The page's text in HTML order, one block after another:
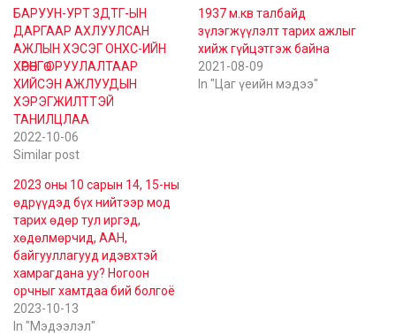
БАРУУН-УРТ ЗДТГ-ЫН
ДАРГААР АХЛУУЛСАН
АЖЛЫН ХЭСЭГ ОНХС-ИЙН
ХӨРӨНГӨ ОРУУЛАЛТААР
ХИЙСЭН АЖЛУУДЫН
ХЭРЭГЖИЛТТЭЙ
ТАНИЛЦЛАА
2022-10-06
Similar post
1937 м.кв талбайд
зүлэгжүүлэлт тарих ажлыг
хийж гүйцэтгэж байна
2021-08-09
In "Цаг үеийн мэдээ"
2023 оны 10 сарын 14, 15-ны
өдрүүдэд бүх нийтээр мод
тарих өдөр тул иргэд,
хөдөлмөрчид, ААН,
байгууллагууд идэвхтэй
хамрагдана уу? Ногоон
орчныг хамтдаа бий болгоё
2023-10-13
In "Мэдээлэл"